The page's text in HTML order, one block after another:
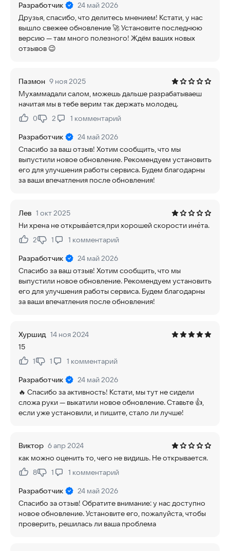
Разработчик
24 май 2026
Друзья, спасибо, что делитесь мнением! Кстати, у нас
вышло свежее обновление 🚀 Установите последнюю
версию — там много полезного! Ждём ваших новых
отзывов 😉
Пазмон 9 ноя 2025
Мухаммадали салом, можешь дальше разрабатываеш
начитая мы в тебе верим так держать молодец.
Нравится:
0Не нравится:
2 1 комментарий
Разработчик
24 май 2026
Спасибо за ваш отзыв! Хотим сообщить, что мы
выпустили новое обновление. Рекомендуем установить
его для улучшения работы сервиса. Будем благодарны
за ваши впечатления после обновления!
Лев 1 окт 2025
Ни хрена не открыва́ется,при хорошей скорости ине́та.
Нравится:
2Не нравится:
1 1 комментарий
Разработчик
24 май 2026
Спасибо за ваш отзыв! Хотим сообщить, что мы
выпустили новое обновление. Рекомендуем установить
его для улучшения работы сервиса. Будем благодарны
за ваши впечатления после обновления!
Хуршид 14 ноя 2024
15
Нравится:
1Не нравится:
1 1 комментарий
Разработчик
24 май 2026
🔥 Спасибо за активность! Кстати, мы тут не сидели
сложа руки — выкатили новое обновление. Ставьте 👍,
если уже установили, и пишите, стало ли лучше!
Виктор 6 апр 2024
как можно оценить то, чего не видишь. Не открывается.
Нравится:
8Не нравится:
1 1 комментарий
Разработчик
24 май 2026
Спасибо за отзыв! Обратите внимание: у нас доступно
новое обновление. Установите его, пожалуйста, чтобы
проверить, решилась ли ваша проблема